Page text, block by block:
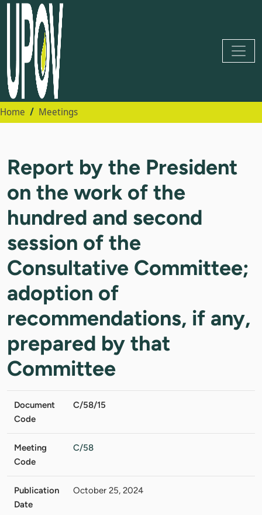
Home Meetings
Report by the President
on the work of the
hundred and second
session of the
Consultative Committee;
adoption of
recommendations, if any,
prepared by that
Committee
Document
Code
C/58/15
Meeting
Code
C/58
Publication
Date
October 25, 2024